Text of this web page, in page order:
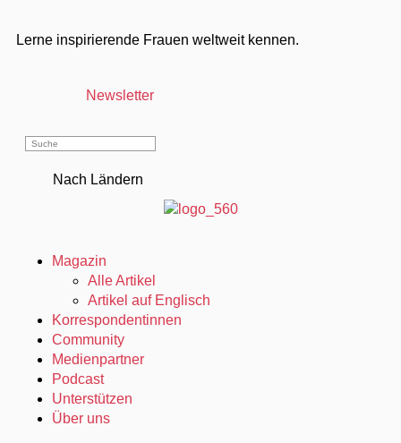
Lerne inspirierende Frauen weltweit kennen.
Newsletter
Nach Ländern
Magazin
Alle Artikel
Artikel auf Englisch
Korrespondentinnen
Community
Medienpartner
Podcast
Unterstützen
Über uns